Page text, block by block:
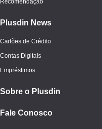
Recomendação
Plusdin News
Cartões de Crédito
Contas Digitais
Empréstimos
Sobre o Plusdin
Fale Conosco